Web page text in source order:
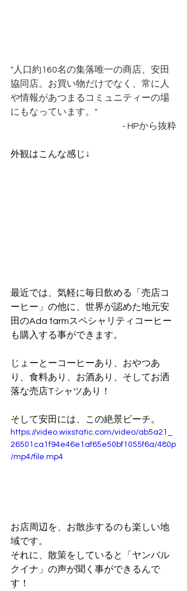
"人口約160名の集落唯一の商店、安田
協同店。お買い物だけでなく、常に人
や情報があつまるコミュニティーの場
にもなっています。"
- HPから抜粋
外観はこんな感じ↓
最近では、気軽に毎日飲める「売店コ
ーヒー」の他に、世界が認めた地元安
田のAda farmスペシャリティコーヒー
も購入する事ができます。
じょーとーコーヒーあり、おやつあ
り、食料あり、お酒あり、そしてお洒
落な売店Tシャツあり！
そして安田には、この絶景ビーチ。
https://video.wixstatic.com/video/ab5a21_
26501ca1f94e46e1af65e50bf1055f6a/480p
/mp4/file.mp4
お店周辺を、お散歩するのも楽しい地
域です。
それに、散策をしていると「ヤンバル
クイナ」の声が聞く事ができるんで
す！